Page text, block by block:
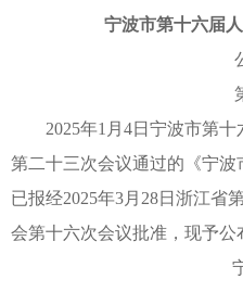
宁波市第十六届
2025年1月4日宁波市第
第二十三次会议通过的《宁波
已报经2025年3月28日浙江省
会第十六次会议批准，现予公